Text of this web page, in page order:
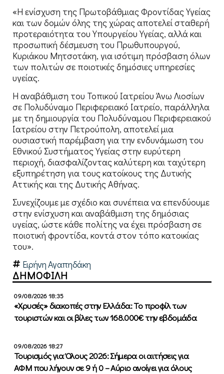
«Η ενίσχυση της Πρωτοβάθμιας Φροντίδας Υγείας
και των δομών όλης της χώρας αποτελεί σταθερή
προτεραιότητα του Υπουργείου Υγείας, αλλά και
προσωπική δέσμευση του Πρωθυπουργού,
Κυριάκου Μητσοτάκη, για ισότιμη πρόσβαση όλων
των πολιτών σε ποιοτικές δημόσιες υπηρεσίες
υγείας.
Η αναβάθμιση του Τοπικού Ιατρείου Άνω Λιοσίων
σε Πολυδύναμο Περιφερειακό Ιατρείο, παράλληλα
με τη δημιουργία του Πολυδύναμου Περιφερειακού
Ιατρείου στην Πετρούπολη, αποτελεί μια
ουσιαστική παρέμβαση για την ενδυνάμωση του
Εθνικού Συστήματος Υγείας στην ευρύτερη
περιοχή, διασφαλίζοντας καλύτερη και ταχύτερη
εξυπηρέτηση για τους κατοίκους της Δυτικής
Αττικής και της Δυτικής Αθήνας.
Συνεχίζουμε με σχέδιο και συνέπεια να επενδύουμε
στην ενίσχυση και αναβάθμιση της δημόσιας
υγείας, ώστε κάθε πολίτης να έχει πρόσβαση σε
ποιοτική φροντίδα, κοντά στον τόπο κατοικίας
του».
Ειρήνη Αγαπηδάκη
ΔΗΜΟΦΙΛΗ
09/08/2026 18:35
«Χρυσές» διακοπές στην Ελλάδα: Το προφίλ των
τουριστών και οι βίλες των 168.000€ την εβδομάδα
09/08/2026 18:27
Τουρισμός για Όλους 2026: Σήμερα οι αιτήσεις για
ΑΦΜ που λήγουν σε 9 ή 0 – Αύριο ανοίγει για όλους